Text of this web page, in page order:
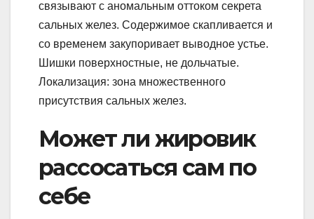
связывают с аномальным оттоком секрета
сальных желез. Содержимое скапливается и
со временем закупоривает выводное устье.
Шишки поверхностные, не дольчатые.
Локализация: зона множественного
присутствия сальных желез.
Может ли жировик
рассосаться сам по
себе